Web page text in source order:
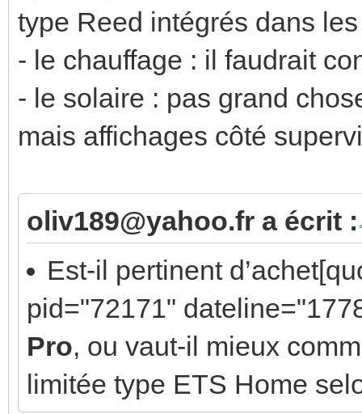
type Reed intégrés dans
- le chauffage : il faudrait
- le solaire : pas grand
mais affichages côté
oliv189@yahoo.fr a écrit :
Est-il pertinent
pid="72171"
Pro, ou vaut-il mieux
limitée type ETS Home